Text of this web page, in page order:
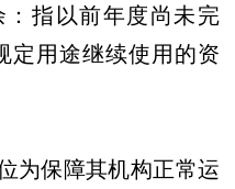
指以前年度尚未完
定用途继续使用的资
为保障其机构正常运